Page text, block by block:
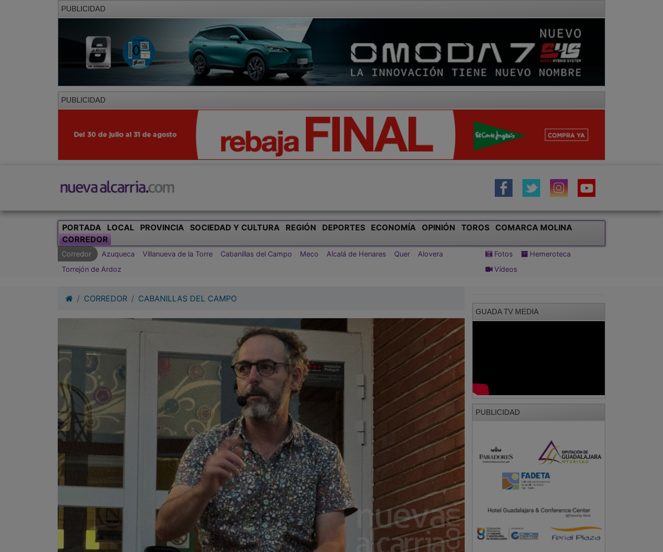
PUBLICIDAD
PUBLICIDAD
PORTADA LOCAL PROVINCIA SOCIEDAD Y CULTURA REGIÓN DEPORTES ECONOMÍA OPINIÓN TOROS
COMARCA MOLINA
CORREDOR
Corredor Azuqueca Villanueva de la Torre Cabanillas del Campo Meco Alcalá de Henares Quer
Alovera
Torrejón de Ardoz
Fotos
Hemeroteca
Vídeos
CORREDOR CABANILLAS DEL CAMPO
GUADA TV MEDIA
PUBLICIDAD